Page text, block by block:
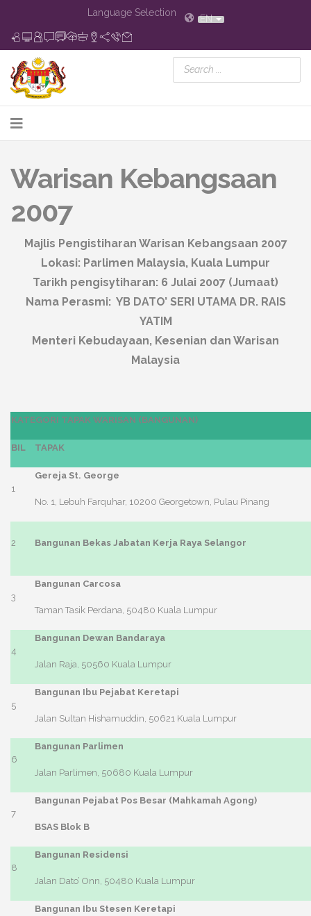
Language Selection
EN
Warisan Kebangsaan
2007
Majlis Pengistiharan Warisan Kebangsaan 2007
Lokasi: Parlimen Malaysia, Kuala Lumpur
Tarikh pengisytiharan: 6 Julai 2007 (Jumaat)
Nama Perasmi: YB DATO’ SERI UTAMA DR. RAIS
YATIM
Menteri Kebudayaan, Kesenian dan Warisan
Malaysia
KATEGORI TAPAK WARISAN (BANGUNAN)
BIL TAPAK
1
Gereja St. George
No. 1, Lebuh Farquhar, 10200 Georgetown, Pulau Pinang
2 Bangunan Bekas Jabatan Kerja Raya Selangor
3
Bangunan Carcosa
Taman Tasik Perdana, 50480 Kuala Lumpur
4
Bangunan Dewan Bandaraya
Jalan Raja, 50560 Kuala Lumpur
5
Bangunan Ibu Pejabat Keretapi
Jalan Sultan Hishamuddin, 50621 Kuala Lumpur
6
Bangunan Parlimen
Jalan Parlimen, 50680 Kuala Lumpur
7
Bangunan Pejabat Pos Besar (Mahkamah Agong)
BSAS Blok B
8
Bangunan Residensi
Jalan Dato’ Onn, 50480 Kuala Lumpur
Bangunan Ibu Stesen Keretapi